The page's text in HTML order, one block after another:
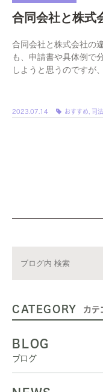
合同会社と株式
合同会社と株式会社の
も、申請書や具体例で
しようと思うのですが
2023.07.14 おすすめ 司
CATEGORY カテ
BLOG
ブログ